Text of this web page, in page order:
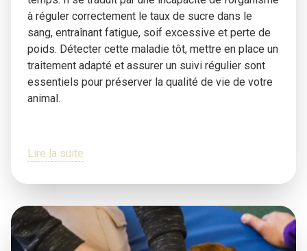
à réguler correctement le taux de sucre dans le
sang, entraînant fatigue, soif excessive et perte de
poids. Détecter cette maladie tôt, mettre en place un
traitement adapté et assurer un suivi régulier sont
essentiels pour préserver la qualité de vie de votre
animal.
Lire la suite